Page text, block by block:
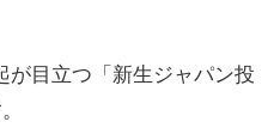
が目立つ「新生ジャパン投